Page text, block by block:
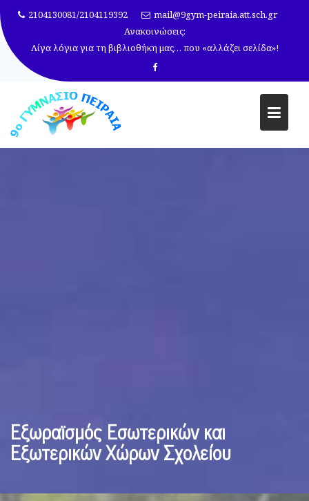
στο
περιεχόμενο
2104130081/2104119392
mail@9gym-peiraia.att.sch.gr
Ανακοινώσεις:
Λίγα λόγια για τη βιβλιοθήκη μας… που «αλλάζει σελίδα»!
Εξωραϊσμός Εσωτερικών και
Εξωτερικών Χώρων Σχολείου